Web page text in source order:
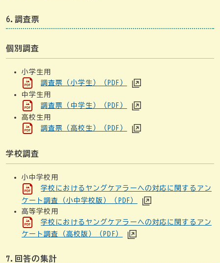
6.調査票
個別調査
小学生用
調査票（小学生）（PDF）
中学生用
調査票（中学生）（PDF）
高校生用
調査票（高校生）（PDF）
学校調査
小中学校用
学校におけるヤングケアラーへの対応に関するアン
ケート調査（小中学校版）（PDF）
高等学校用
学校におけるヤングケアラーへの対応に関するアン
ケート調査（高校版）（PDF）
7.回答の集計